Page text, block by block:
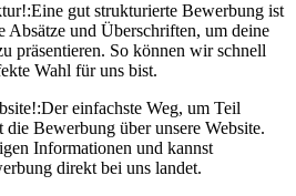
Eine gut strukturierte Bewerbung ist
Absätze und Überschriften, um deine
präsentieren. So können wir schnell
Wahl für uns bist.
Der einfachste Weg, um Teil
die Bewerbung über unsere Website.
Informationen und kannst
direkt bei uns landet.